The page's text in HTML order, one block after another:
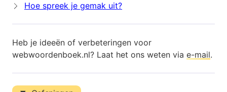
Hoe spreek je gemak uit?
Heb je ideeën of verbeteringen voor
webwoordenboek.nl? Laat het ons weten via e-mail.